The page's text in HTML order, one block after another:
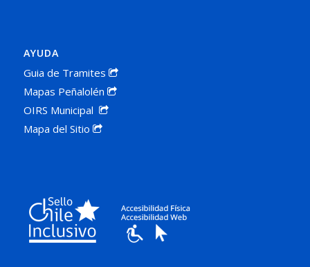
AYUDA
Guia de Tramites
Mapas Peñalolén
OIRS Municipal
Mapa del Sitio